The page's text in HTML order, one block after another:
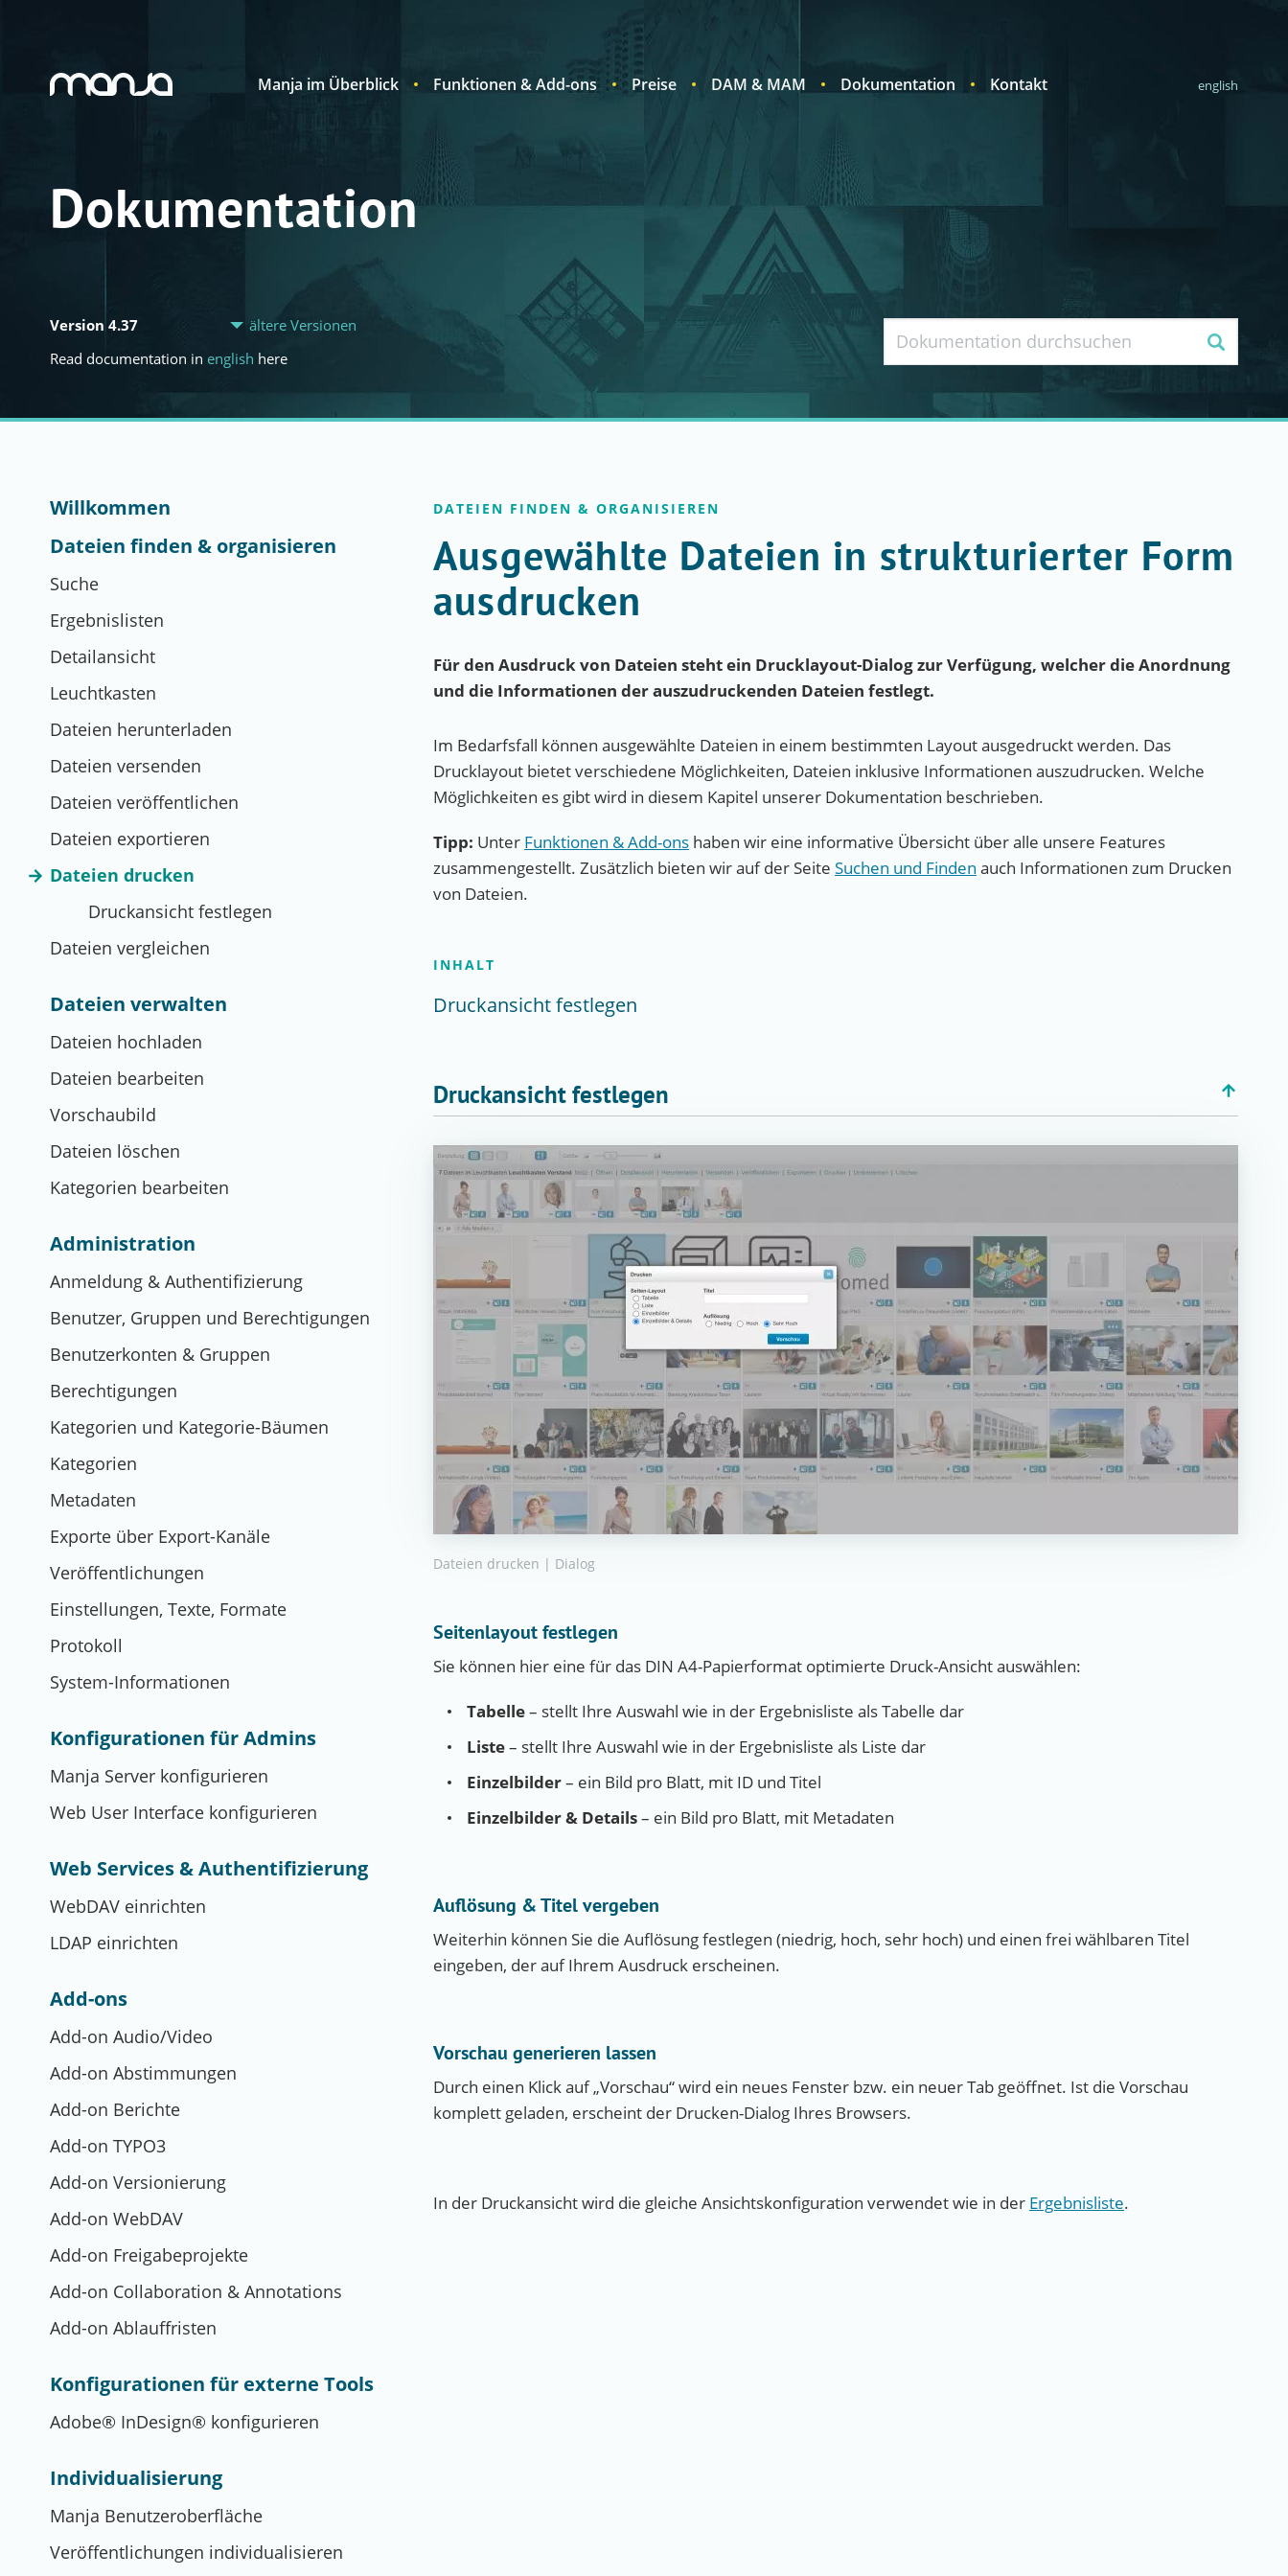
Navigation Manja im Überblick Funktionen & Add-ons Preise DAM & MAM Dokumentation Kontakt english
Dokumentation
Version 4.37
ältere Versionen
Read documentation in english here
Suche
Willkommen
Dateien finden & organisieren
Suche
Ergebnislisten
Detailansicht
Leuchtkasten
Dateien herunterladen
Dateien versenden
Dateien veröffentlichen
Dateien exportieren
Dateien drucken
Druckansicht festlegen
Dateien vergleichen
Dateien verwalten
Dateien hochladen
Dateien bearbeiten
Vorschaubild
Dateien löschen
Kategorien bearbeiten
Administration
Anmeldung & Authentifizierung
Benutzer, Gruppen und Berechtigungen
Benutzerkonten & Gruppen
Berechtigungen
Kategorien und Kategorie-Bäumen
Kategorien
Metadaten
Exporte über Export-Kanäle
Veröffentlichungen
Einstellungen, Texte, Formate
Protokoll
System-Informationen
Konfigurationen für Admins
Manja Server konfigurieren
Web User Interface konfigurieren
Web Services & Authentifizierung
WebDAV einrichten
LDAP einrichten
Add-ons
Add-on Audio/Video
Add-on Abstimmungen
Add-on Berichte
Add-on TYPO3
Add-on Versionierung
Add-on WebDAV
Add-on Freigabeprojekte
Add-on Collaboration & Annotations
Add-on Ablauffristen
Konfigurationen für externe Tools
Adobe® InDesign® konfigurieren
Individualisierung
Manja Benutzeroberfläche
Veröffentlichungen individualisieren
DATEIEN FINDEN & ORGANISIEREN
Ausgewählte Dateien in strukturierter Form
ausdrucken
Für den Ausdruck von Dateien steht ein Drucklayout-Dialog zur Verfügung, welcher die Anordnung
und die Informationen der auszudruckenden Dateien festlegt.
Im Bedarfsfall können ausgewählte Dateien in einem bestimmten Layout ausgedruckt werden. Das
Drucklayout bietet verschiedene Möglichkeiten, Dateien inklusive Informationen auszudrucken. Welche
Möglichkeiten es gibt wird in diesem Kapitel unserer Dokumentation beschrieben.
Tipp: Unter Funktionen & Add-ons haben wir eine informative Übersicht über alle unsere Features
zusammengestellt. Zusätzlich bieten wir auf der Seite Suchen und Finden auch Informationen zum Drucken
von Dateien.
INHALT
Druckansicht festlegen
Druckansicht festlegen
Dateien drucken | Dialog
Seitenlayout festlegen
Sie können hier eine für das DIN A4-Papierformat optimierte Druck-Ansicht auswählen:
Tabelle– stellt Ihre Auswahl wie in der Ergebnisliste als Tabelle dar
Liste– stellt Ihre Auswahl wie in der Ergebnisliste als Liste dar
Einzelbilder– ein Bild pro Blatt, mit ID und Titel
Einzelbilder & Details– ein Bild pro Blatt, mit Metadaten
Auflösung & Titel vergeben
Weiterhin können Sie die Auflösung festlegen (niedrig, hoch, sehr hoch) und einen frei wählbaren Titel
eingeben, der auf Ihrem Ausdruck erscheinen.
Vorschau generieren lassen
Durch einen Klick auf „Vorschau“ wird ein neues Fenster bzw. ein neuer Tab geöffnet. Ist die Vorschau
komplett geladen, erscheint der Drucken-Dialog Ihres Browsers.
In der Druckansicht wird die gleiche Ansichtskonfiguration verwendet wie in der Ergebnisliste.